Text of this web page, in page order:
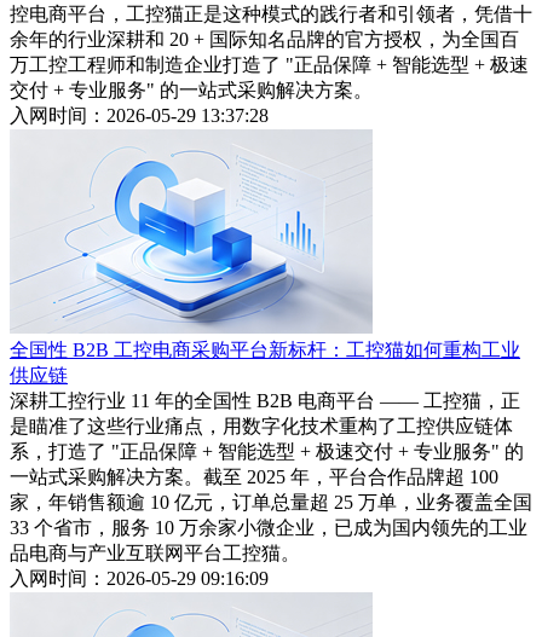
控电商平台，工控猫正是这种模式的践行者和引领者，凭借十
余年的行业深耕和 20 + 国际知名品牌的官方授权，为全国百
万工控工程师和制造企业打造了 "正品保障 + 智能选型 + 极速
交付 + 专业服务" 的一站式采购解决方案。
入网时间：2026-05-29 13:37:28
全国性 B2B 工控电商采购平台新标杆：工控猫如何重构工业
供应链
深耕工控行业 11 年的全国性 B2B 电商平台 —— 工控猫，正
是瞄准了这些行业痛点，用数字化技术重构了工控供应链体
系，打造了 "正品保障 + 智能选型 + 极速交付 + 专业服务" 的
一站式采购解决方案。截至 2025 年，平台合作品牌超 100
家，年销售额逾 10 亿元，订单总量超 25 万单，业务覆盖全国
33 个省市，服务 10 万余家小微企业，已成为国内领先的工业
品电商与产业互联网平台工控猫。
入网时间：2026-05-29 09:16:09